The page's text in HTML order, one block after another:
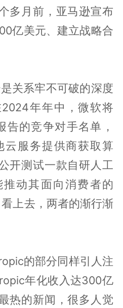
多月前，亚马逊宣布
亿美元、建立战略合
关系牢不可破的深度
年年中，微软将
告的竞争对手名单，
云服务提供商获取算
开测试一款自研人工
动其面向消费者的
上去，两者的渐行渐
的部分同样引人注
年化收入达300亿
热的新闻，很多人觉